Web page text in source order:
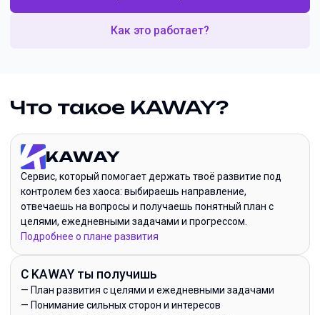
Как это работает?
Что такое KAWAY?
KAWAY
Сервис, который помогает держать твоё развитие под
контролем без хаоса: выбираешь направление,
отвечаешь на вопросы и получаешь понятный план с
целями, ежедневными задачами и прогрессом.
Подробнее о плане развития
С KAWAY ты получишь
— План развития с целями и ежедневными задачами
— Понимание сильных сторон и интересов